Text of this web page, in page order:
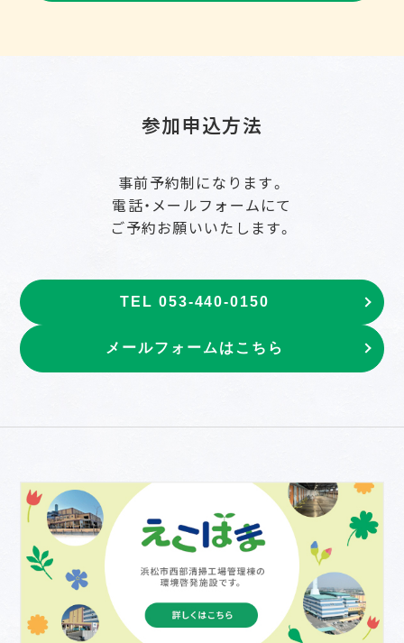
参加申込方法
事前予約制になります。
電話・メールフォームにて
ご予約お願いいたします。
TEL 053-440-0150
メールフォームはこちら